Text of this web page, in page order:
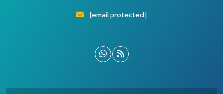
[email protected]